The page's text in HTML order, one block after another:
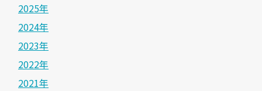
2025年
2024年
2023年
2022年
2021年